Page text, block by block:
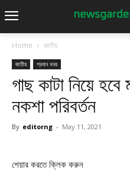
Home জাতীয়
জাতীয় প্রধান খবর
গাছ কাটা নিয়ে
নকশা পরিবর্তন
By editorng - May 11, 2021
শেয়ার করতে ক্লিক করুন